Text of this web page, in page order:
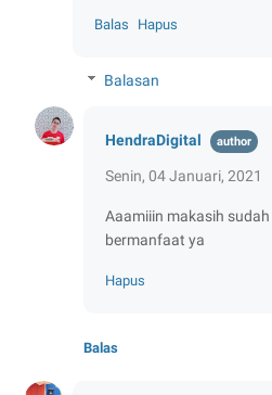
Balas Hapus
Balasan
HendraDigital
Senin, 04 Januari, 2021
Aaamiiin makasih
bermanfaat ya
Hapus
Balas